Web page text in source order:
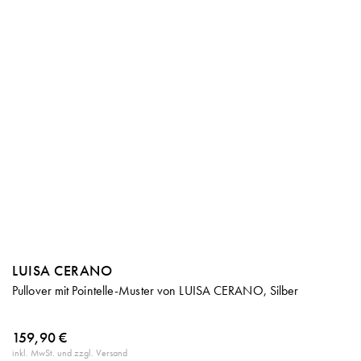
LUISA CERANO
Pullover mit Pointelle-Muster von LUISA CERANO, Silber
159,90 €
inkl. MwSt. und zzgl. Versand